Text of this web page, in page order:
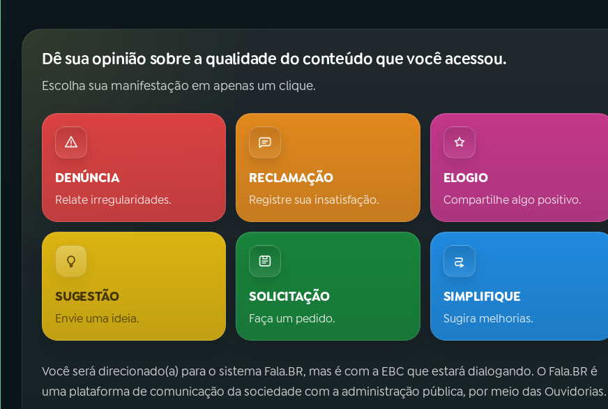
Dê sua opinião sobre a qualidade do conteúdo que você acessou.
Escolha sua manifestação em apenas um clique.
DENÚNCIA
Relate irregularidades.
RECLAMAÇÃO
Registre sua insatisfação.
ELOGIO
Compartilhe algo positivo.
SUGESTÃO
Envie uma ideia.
SOLICITAÇÃO
Faça um pedido.
SIMPLIFIQUE
Sugira melhorias.
Você será direcionado(a) para o sistema Fala.BR, mas é com a EBC que estará dialogando. O Fala.BR é
uma plataforma de comunicação da sociedade com a administração pública, por meio das Ouvidorias.